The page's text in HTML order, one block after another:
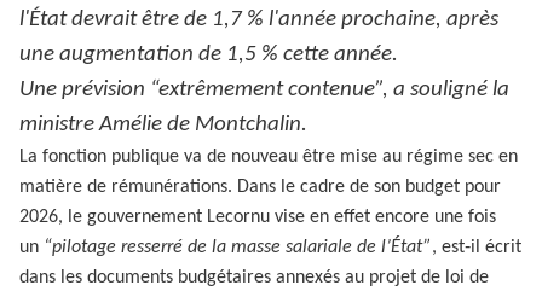
l'État devrait être de 1,7 % l'année prochaine, après
une augmentation de 1,5 % cette année.
Une prévision “extrêmement contenue”, a souligné la
ministre Amélie de Montchalin.
La fonction publique va de nouveau être mise au régime sec en
matière de rémunérations. Dans le cadre de son budget pour
2026, le gouvernement Lecornu vise en effet encore une fois
un “pilotage resserré de la masse salariale de l’État”, est‑il écrit
dans les documents budgétaires annexés au projet de loi de